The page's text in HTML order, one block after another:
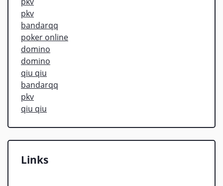
pkv
bandarqq
poker online
domino
domino
qiu qiu
bandarqq
pkv
qiu qiu
Links